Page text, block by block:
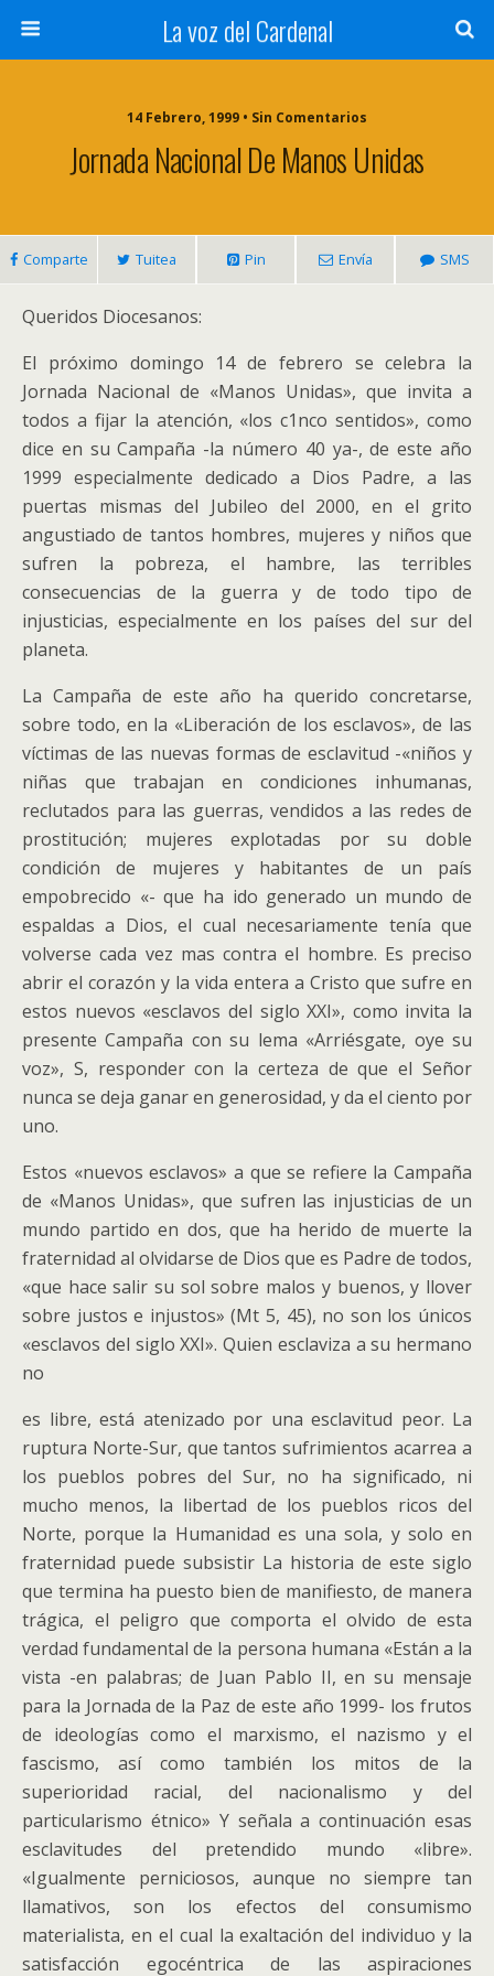
La voz del Cardenal
14 Febrero, 1999 • Sin Comentarios
Jornada Nacional De Manos Unidas
Comparte Tuitea Pin Envía SMS
Queridos Diocesanos:
El próximo domingo 14 de febrero se celebra la
Jornada Nacional de «Manos Unidas», que invita a
todos a fijar la atención, «los c1nco sentidos», como
dice en su Campaña -la número 40 ya-, de este año
1999 especialmente dedicado a Dios Padre, a las
puertas mismas del Jubileo del 2000, en el grito
angustiado de tantos hombres, mujeres y niños que
sufren la pobreza, el hambre, las terribles
consecuencias de la guerra y de todo tipo de
injusticias, especialmente en los países del sur del
planeta.
La Campaña de este año ha querido concretarse,
sobre todo, en la «Liberación de los esclavos», de las
víctimas de las nuevas formas de esclavitud -«niños y
niñas que trabajan en condiciones inhumanas,
reclutados para las guerras, vendidos a las redes de
prostitución; mujeres explotadas por su doble
condición de mujeres y habitantes de un país
empobrecido «- que ha ido generado un mundo de
espaldas a Dios, el cual necesariamente tenía que
volverse cada vez mas contra el hombre. Es preciso
abrir el corazón y la vida entera a Cristo que sufre en
estos nuevos «esclavos del siglo XXI», como invita la
presente Campaña con su lema «Arriésgate, oye su
voz», S, responder con la certeza de que el Señor
nunca se deja ganar en generosidad, y da el ciento por
uno.
Estos «nuevos esclavos» a que se refiere la Campaña
de «Manos Unidas», que sufren las injusticias de un
mundo partido en dos, que ha herido de muerte la
fraternidad al olvidarse de Dios que es Padre de todos,
«que hace salir su sol sobre malos y buenos, y llover
sobre justos e injustos» (Mt 5, 45), no son los únicos
«esclavos del siglo XXI». Quien esclaviza a su hermano
no
es libre, está atenizado por una esclavitud peor. La
ruptura Norte-Sur, que tantos sufrimientos acarrea a
los pueblos pobres del Sur, no ha significado, ni
mucho menos, la libertad de los pueblos ricos del
Norte, porque la Humanidad es una sola, y solo en
fraternidad puede subsistir La historia de este siglo
que termina ha puesto bien de manifiesto, de manera
trágica, el peligro que comporta el olvido de esta
verdad fundamental de la persona humana «Están a la
vista -en palabras; de Juan Pablo II, en su mensaje
para la Jornada de la Paz de este año 1999- los frutos
de ideologías como el marxismo, el nazismo y el
fascismo, así como también los mitos de la
superioridad racial, del nacionalismo y del
particularismo étnico» Y señala a continuación esas
esclavitudes del pretendido mundo «libre».
«Igualmente perniciosos, aunque no siempre tan
llamativos, son los efectos del consumismo
materialista, en el cual la exaltación del individuo y la
satisfacción egocéntrica de las aspiraciones